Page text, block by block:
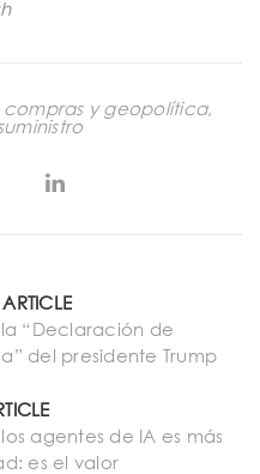
compras y geopolítica,
la “Declaración de
del presidente Trump
agentes de IA es más
es el valor